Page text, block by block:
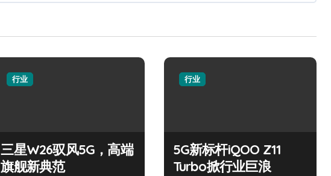
行业
三星W26驭风5G，高端
旗舰新典范
行业
5G新标杆iQOO Z11
Turbo掀行业巨浪